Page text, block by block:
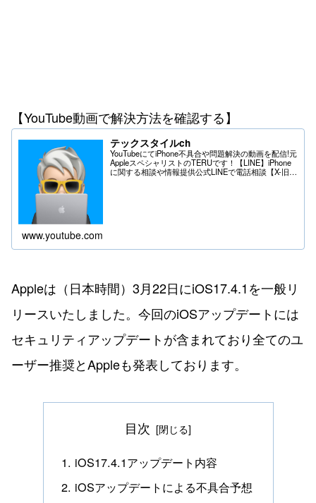
【YouTube動画で解決方法を確認する】
テックスタイルch
YouTubeにてiPhone不具合や問題解決の動画を配信!元
AppleスペシャリストのTERUです！【LINE】iPhone
に関する相談や情報提供公式LINEで電話相談【X-旧
www.youtube.com
Appleは（日本時間）3月22日にiOS17.4.1を一般リ
リースいたしました。今回のiOSアップデートには
セキュリティアップデートが含まれており全てのユ
ーザー推奨とAppleも発表しております。
目次
iOS17.4.1アップデート内容
iOSアップデートによる不具合予想